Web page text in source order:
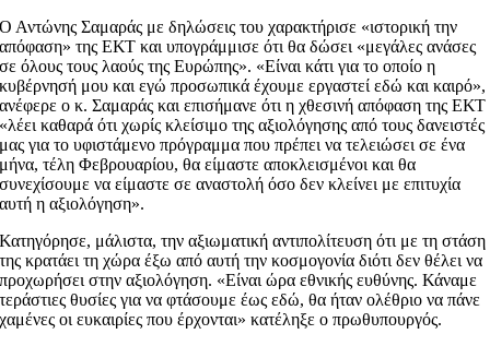
Ο Αντώνης Σαμαράς με δηλώσεις του χαρακτήρισε «ιστορική την
απόφαση» της ΕΚΤ και υπογράμμισε ότι θα δώσει «μεγάλες ανάσες
σε όλους τους λαούς της Ευρώπης». «Είναι κάτι για το οποίο η
κυβέρνησή μου και εγώ προσωπικά έχουμε εργαστεί εδώ και καιρό»,
ανέφερε ο κ. Σαμαράς και επισήμανε ότι η χθεσινή απόφαση της ΕΚΤ
«λέει καθαρά ότι χωρίς κλείσιμο της αξιολόγησης από τους δανειστές
μας για το υφιστάμενο πρόγραμμα που πρέπει να τελειώσει σε ένα
μήνα, τέλη Φεβρουαρίου, θα είμαστε αποκλεισμένοι και θα
συνεχίσουμε να είμαστε σε αναστολή όσο δεν κλείνει με επιτυχία
αυτή η αξιολόγηση».
Κατηγόρησε, μάλιστα, την αξιωματική αντιπολίτευση ότι με τη στάση
της κρατάει τη χώρα έξω από αυτή την κοσμογονία διότι δεν θέλει να
προχωρήσει στην αξιολόγηση. «Είναι ώρα εθνικής ευθύνης. Κάναμε
τεράστιες θυσίες για να φτάσουμε έως εδώ, θα ήταν ολέθριο να πάνε
χαμένες οι ευκαιρίες που έρχονται» κατέληξε ο πρωθυπουργός.